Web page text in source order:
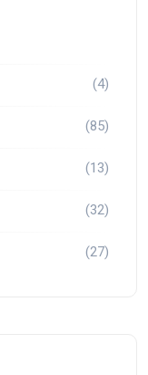
(4)
(85)
(13)
(32)
(27)